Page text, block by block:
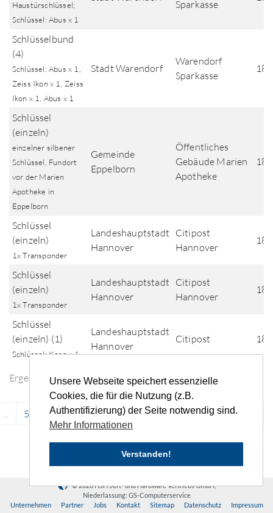
Unsere Webseite speichert essenzielle
Cookies, die für die Nutzung (z.B.
Authentifizierung) der Seite notwendig sind.
Mehr Informationen
Verstanden!
Ergebnisse der Fundsuche
Haustürschlüssel;
Schlüssel: Abus x 1
Sparkasse
Schlüsselbund
(4)
Schlüssel: Abus x 1,
Zeiss Ikon x 1, Zeiss
Ikon x 1, Abus x 1
Stadt Warendorf
Warendorf
Sparkasse
Schlüssel
(einzeln)
einzelner silbener
Schlüssel, Fundort
vor der Marien
Apotheke in
Eppelborn
Gemeinde
Eppelborn
Öffentliches
Gebäude Marien
Apotheke
Schlüssel
(einzeln)
1x Transponder
Landeshauptstadt
Hannover
Citipost
Hannover
Schlüssel
(einzeln)
1x Transponder
Landeshauptstadt
Hannover
Citipost
Hannover
Schlüssel
(einzeln) (1)
Schlüssel: Keso x 1
Landeshauptstadt
Hannover
Citipost
... 5837 5838 5839 5840 5841 ... ›
© 2026 HSH Soft- und Hardware Vertriebs GmbH,
Niederlassung: GS-Computerservice
Unternehmen
Partner Jobs Kontakt Sitemap Datenschutz Impressum